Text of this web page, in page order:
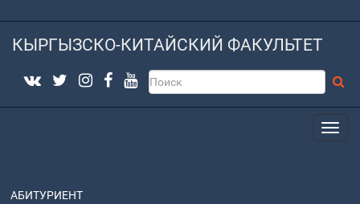
КЫРГЫЗСКО-КИТАЙСКИЙ ФАКУЛЬТЕТ
АБИТУРИЕНТ